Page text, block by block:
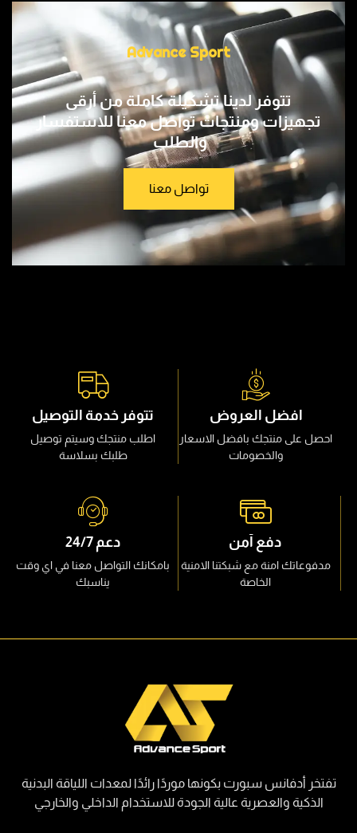
Advance Sport
تتوفر لدينا ﺗﺸﻜﻴﻠﺔ ﻛﺎﻣﻠﺔ ﻣﻦ أرﻗﻰ
ﺗﺠﻬﻴﺰات وﻣﻨﺘﺠﺎت تواصل معنا للاستفسار
والطلب
تواصل معنا
افضل العروض
احصل على منتجك بافضل الاسعار
والخصومات
تتوفر خدمة التوصيل
اطلب منتجك وسيتم توصيل
طلبك بسلاسة
دفع آمن
مدفوعاتك امنة مع شبكتنا الامنية
الخاصة
دعم 24/7
بامكانك التواصل معنا في اي وقت
يناسبك
تفتخر أدفانس سبورت بكونها موردًا رائدًا لمعدات اللياقة البدنية
الذكية والعصرية عالية الجودة للاستخدام الداخلي والخارجي